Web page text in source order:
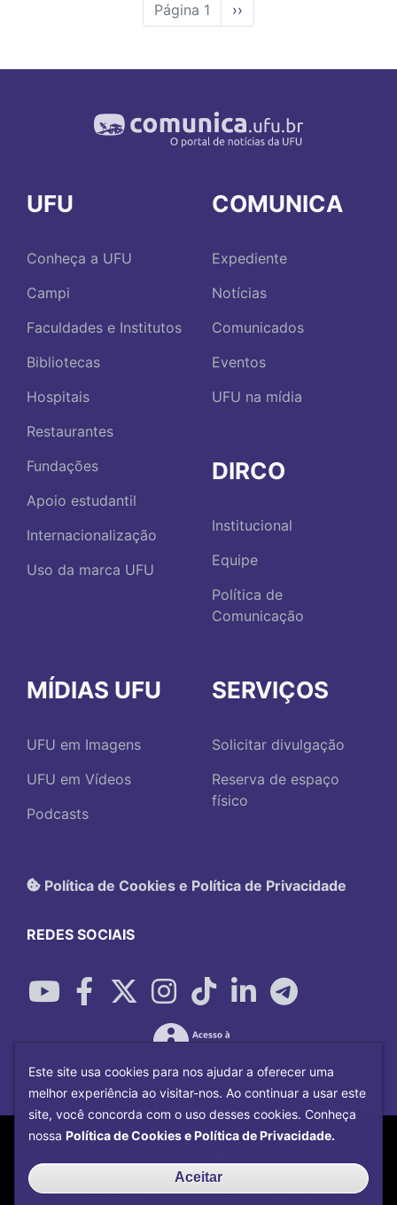
Página 1
Próxima
página
››
UFU
Conheça a UFU
Campi
Faculdades e Institutos
Bibliotecas
Hospitais
Restaurantes
Fundações
Apoio estudantil
Internacionalização
Uso da marca UFU
COMUNICA
Expediente
Notícias
Comunicados
Eventos
UFU na mídia
DIRCO
Institucional
Equipe
Política de
Comunicação
MÍDIAS UFU
UFU em Imagens
UFU em Vídeos
Podcasts
SERVIÇOS
Solicitar divulgação
Reserva de espaço
físico
Política de Cookies e Política de Privacidade
REDES SOCIAIS
Copyright©2026Universidade Federal
Desenvolvido porCentro de Tecnologia da
Informação e Comunicaçãocom o CMS de
Este site usa cookies para nos ajudar a oferecer uma
melhor experiência ao visitar-nos. Ao continuar a usar este
site, você concorda com o uso desses cookies. Conheça
nossa Política de Cookies e Política de Privacidade.
Aceitar